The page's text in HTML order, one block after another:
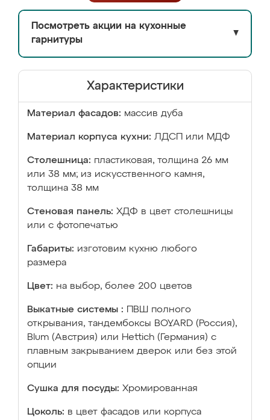
Посмотреть акции на кухонные
гарнитуры
▼
Характеристики
Материал фасадов: массив дуба
Материал корпуса кухни: ЛДСП или МДФ
Столешница: пластиковая, толщина 26 мм
или 38 мм; из искусственного камня,
толщина 38 мм
Стеновая панель: ХДФ в цвет столешницы
или с фотопечатью
Габариты: изготовим кухню любого
размера
Цвет: на выбор, более 200 цветов
Выкатные системы :
ПВШ полного
открывания, тандембоксы BOYARD (Россия),
Blum (Австрия) или Hettich (Германия) с
плавным закрыванием дверок или без этой
опции
Сушка для посуды: Хромированная
Цоколь: в цвет фасадов или корпуса